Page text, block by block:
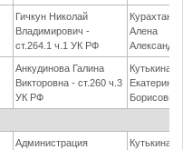
Гичкун Николай
Владимирович -
ст.264.1 ч.1 УК РФ
Алена
Анкудинова Галина
Викторовна - ст.260 ч.3
УК РФ
Кутькина
Екатерина
Борисовна
Администрация
Кутькина